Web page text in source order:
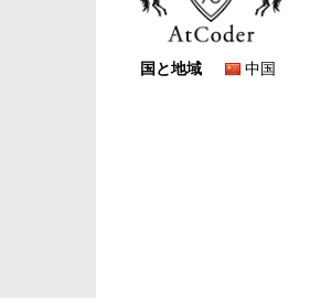
国と地域 中国